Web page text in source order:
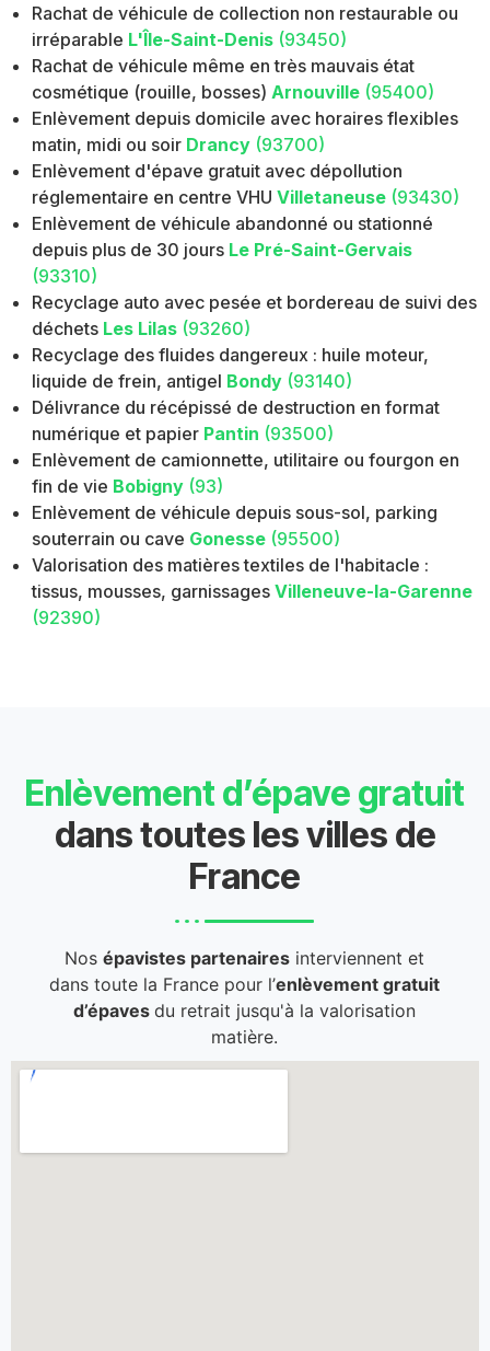
Rachat de véhicule de collection non restaurable ou
irréparable L'Île-Saint-Denis (93450)
Rachat de véhicule même en très mauvais état
cosmétique (rouille, bosses) Arnouville (95400)
Enlèvement depuis domicile avec horaires flexibles
matin, midi ou soir Drancy (93700)
Enlèvement d'épave gratuit avec dépollution
réglementaire en centre VHU Villetaneuse (93430)
Enlèvement de véhicule abandonné ou stationné
depuis plus de 30 jours Le Pré-Saint-Gervais
(93310)
Recyclage auto avec pesée et bordereau de suivi des
déchets Les Lilas (93260)
Recyclage des fluides dangereux : huile moteur,
liquide de frein, antigel Bondy (93140)
Délivrance du récépissé de destruction en format
numérique et papier Pantin (93500)
Enlèvement de camionnette, utilitaire ou fourgon en
fin de vie Bobigny (93)
Enlèvement de véhicule depuis sous-sol, parking
souterrain ou cave Gonesse (95500)
Valorisation des matières textiles de l'habitacle :
tissus, mousses, garnissages Villeneuve-la-Garenne
(92390)
Enlèvement d’épave gratuit
dans toutes les villes de
France
Nosépavistes partenaires interviennent et
dans toute la France pour l’enlèvement gratuit
d’épavesdu retrait jusqu'à la valorisation
matière.